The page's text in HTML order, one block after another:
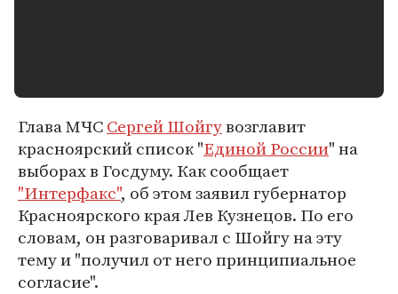
Глава МЧССергей Шойгувозглавит
красноярский список "Единой России" на
выборах в Госдуму. Как сообщает
"Интерфакс", об этом заявил губернатор
Красноярского края Лев Кузнецов. По его
словам, он разговаривал с Шойгу на эту
тему и "получил от него принципиальное
согласие".